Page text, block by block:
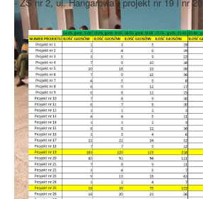
- ZS nr 2, ul. Hangarowa - projekt nr 19 i nr 20